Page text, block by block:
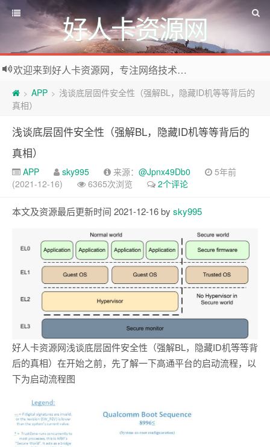
好人卡资源网
欢迎来到好人卡资源网，专注网络技术资源收集，我们不仅是网络资源的搬运工，也生产原创资源。寻找资源请留言或关注公众号:烈日下的男人
> APP > 浅谈底层固件安全性（强解BL，隐藏ID机等等背后的
真相）
浅谈底层固件安全性（强解BL，隐藏ID机等等背后的
真相）
APP sky995 来源： @Jpnx49Db0
5年前
(2021-12-16)
6365次浏览 2个评论
本文及资源最后更新时间 2021-12-16 by sky995
好人卡资源网浅谈底层固件安全性（强解BL，隐藏ID机等等背
后的真相）在开始之前，先了解一下高通平台的启动流程，以
下为启动流程图